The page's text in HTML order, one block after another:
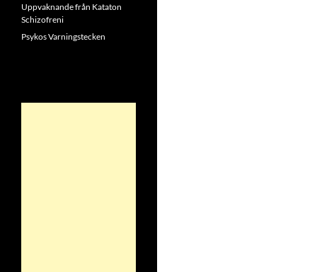
Uppvaknande från Kataton
Schizofreni
Psykos Varningstecken